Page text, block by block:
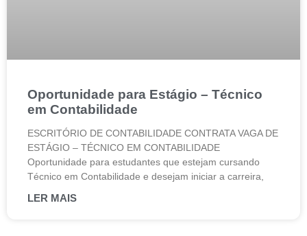
Oportunidade para Estágio – Técnico
em Contabilidade
ESCRITÓRIO DE CONTABILIDADE CONTRATA VAGA DE
ESTÁGIO – TÉCNICO EM CONTABILIDADE
Oportunidade para estudantes que estejam cursando
Técnico em Contabilidade e desejam iniciar a carreira,
LER MAIS